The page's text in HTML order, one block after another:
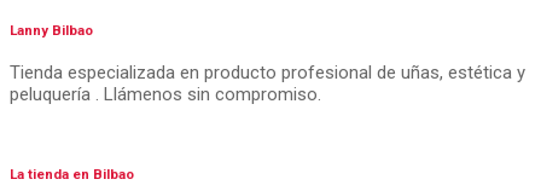
Lanny Bilbao
Tienda especializada en producto profesional de uñas, estética y
peluquería . Llámenos sin compromiso.
La tienda en Bilbao